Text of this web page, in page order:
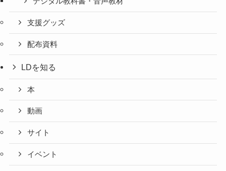
支援グッズ
配布資料
LDを知る
本
動画
サイト
イベント